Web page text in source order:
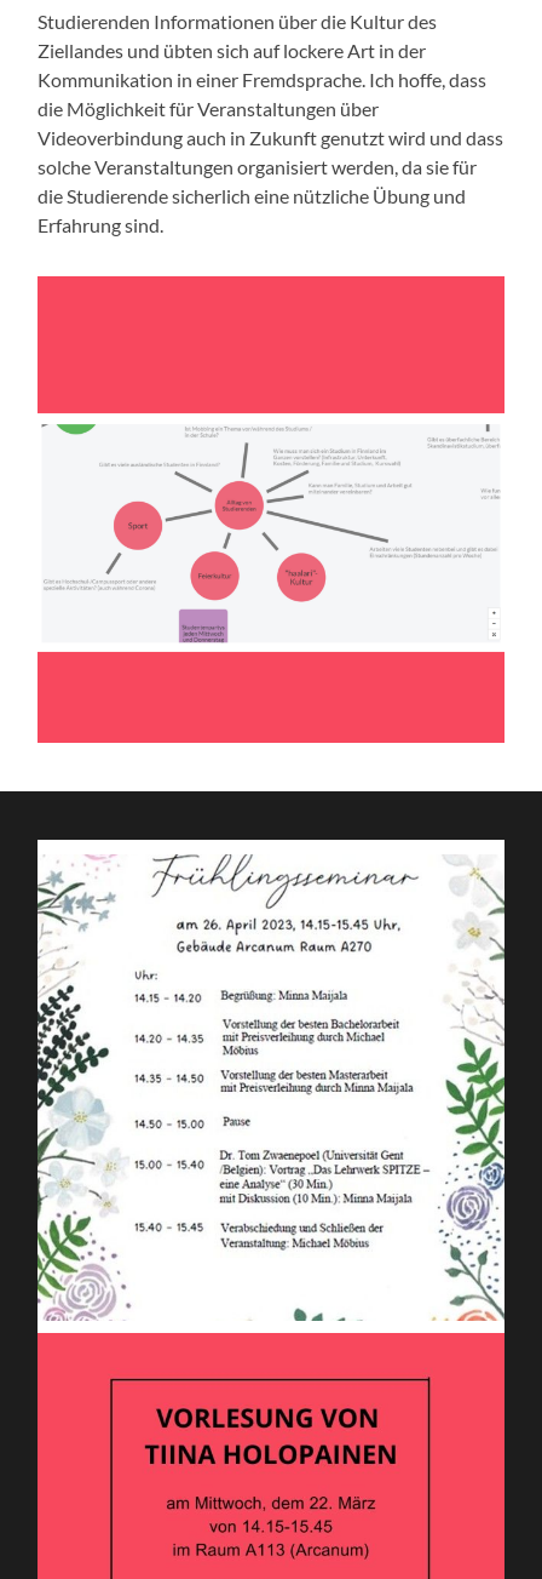
Studierenden Informationen über die Kultur des
Ziellandes und übten sich auf lockere Art in der
Kommunikation in einer Fremdsprache. Ich hoffe, dass
die Möglichkeit für Veranstaltungen über
Videoverbindung auch in Zukunft genutzt wird und dass
solche Veranstaltungen organisiert werden, da sie für
die Studierende sicherlich eine nützliche Übung und
Erfahrung sind.